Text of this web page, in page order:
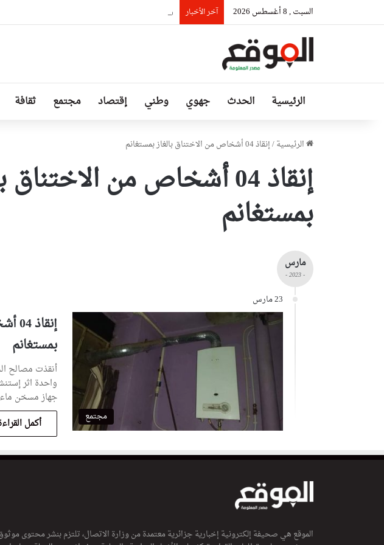
السبت , 8 أغسطس 2026 آخر الأخبار رئيس حكومة مالي: لا توجد أزمة مع الجزائر وهناك
الرئيسية الحدث جهوي وطني إقتصاد مجتمع ثقافة
الرئيسية/إنقاذ 04 أشخاص من الاختناق بالغاز بمستغانم
إنقاذ 04 أشخاص من الاختناق
بمستغانم
مارس
- 2023 -
23 مارس
مجتمع
بمستغانم
واحدة اثر
جهاز مسخن
أكمل
الموقع هي صحيفة إلكترونية إخبارية جزائرية معتمدة من وزارة الاتصال، تلتزم بنشر محتوى